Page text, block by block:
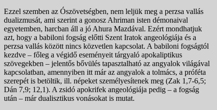
Ezzel szemben az Ószövetségben, nem leljük meg a perzsa vallás
dualizmusát, ami szerint a gonosz Ahriman isten démonaival
egyetemben, harcban áll a jó Ahura Mazdával. Ezért mondhatjuk
azt, hogy a babiloni fogság előtti Szent Iratok angeológiája és a
perzsa vallás között nincs közvetlen kapcsolat. A babiloni fogságtól
kezdve – főleg a végidő eseményeit tárgyaló apokaliptikus
szövegekben – jelentős bővülés tapasztalható az angyalok világával
kapcsolatban, amennyiben itt már az angyalok a tolmács, a próféta
szerepét is betöltik, ill. népeket személyesítenek meg (Zak 1,7-6,5;
Dán 7,9; 12,1). A zsidó apokrifek angeológiája pedig – a fogság
után – már dualisztikus vonásokat is mutat.